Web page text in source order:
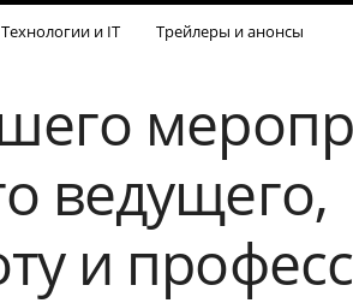
Технологии и IT Трейлеры и анонсы
ведущего,
и